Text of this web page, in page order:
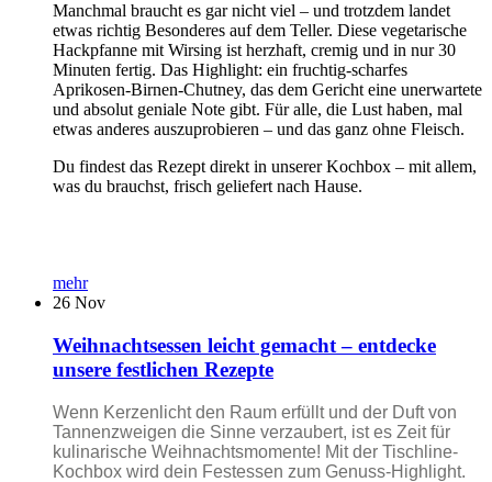
Manchmal braucht es gar nicht viel – und trotzdem landet
etwas richtig Besonderes auf dem Teller. Diese vegetarische
Hackpfanne mit Wirsing ist herzhaft, cremig und in nur 30
Minuten fertig. Das Highlight: ein fruchtig-scharfes
Aprikosen-Birnen-Chutney, das dem Gericht eine unerwartete
und absolut geniale Note gibt. Für alle, die Lust haben, mal
etwas anderes auszuprobieren – und das ganz ohne Fleisch.
Du findest das Rezept direkt in unserer Kochbox – mit allem,
was du brauchst, frisch geliefert nach Hause.
mehr
26 Nov
Weihnachtsessen leicht gemacht – entdecke
unsere festlichen Rezepte
Wenn Kerzenlicht den Raum erfüllt und der Duft von
Tannenzweigen die Sinne verzaubert, ist es Zeit für
kulinarische Weihnachtsmomente! Mit der Tischline-
Kochbox wird dein Festessen zum Genuss-Highlight.